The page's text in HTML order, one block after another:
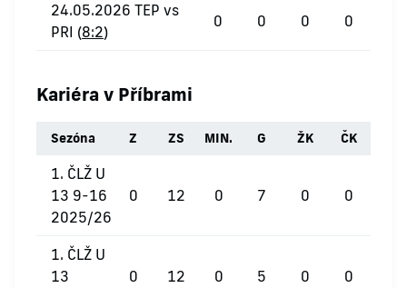
24.05.2026 TEP vs
PRI (8:2)
0 0 0 0
Kariéra v Příbrami
Sezóna Z ZS MIN. G ŽK ČK
1. ČLŽ U
13 9-16
2025/26
0 12 0 7 0 0
1. ČLŽ U
13
0 12 0 5 0 0